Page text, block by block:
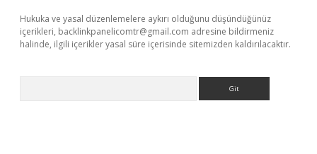
Hukuka ve yasal düzenlemelere aykırı olduğunu düşündüğünüz
içerikleri, backlinkpanelicomtr@gmail.com adresine bildirmeniz
halinde, ilgili içerikler yasal süre içerisinde sitemizden kaldırılacaktır.